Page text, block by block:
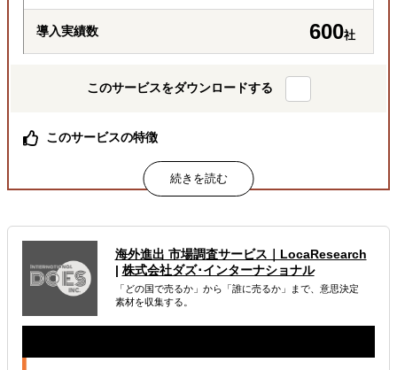
導入実績数 600社
このサービスをダウンロードする
このサービスの特徴
海外実務の情報が一気に収集できる！
海外税務・会計
解決できる課題
どの国に進出するべきか決めたい
自社事業に最適な進出形態を知りたい
海外進出 市場調査サービス｜LocaResearch
| 株式会社ダズ･インターナショナル
「どの国で売るか」から「誰に売るか」まで、意思決定
素材を収集する。